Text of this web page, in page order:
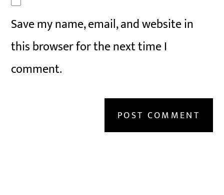
Save my name, email, and website in
this browser for the next time I
comment.